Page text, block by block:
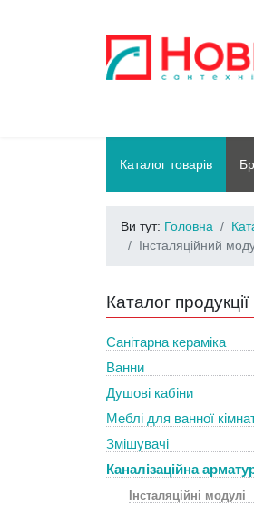
Каталог товарів
Ви тут: Головна
Інсталяційний
Каталог продукції
Санітарна кераміка
Ванни
Душові кабіни
Меблі для ванної
Змішувачі
Каналізаційна
Інсталяційні модулі